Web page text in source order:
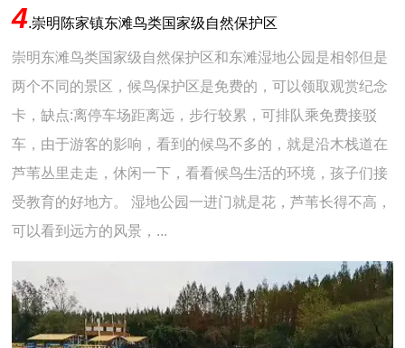
4.崇明陈家镇东滩鸟类国家级自然保护区
崇明东滩鸟类国家级自然保护区和东滩湿地公园是相邻但是
两个不同的景区，候鸟保护区是免费的，可以领取观赏纪念
卡，缺点:离停车场距离远，步行较累，可排队乘免费接驳
车，由于游客的影响，看到的候鸟不多的，就是沿木栈道在
芦苇丛里走走，休闲一下，看看候鸟生活的环境，孩子们接
受教育的好地方。 湿地公园一进门就是花，芦苇长得不高，
可以看到远方的风景，...